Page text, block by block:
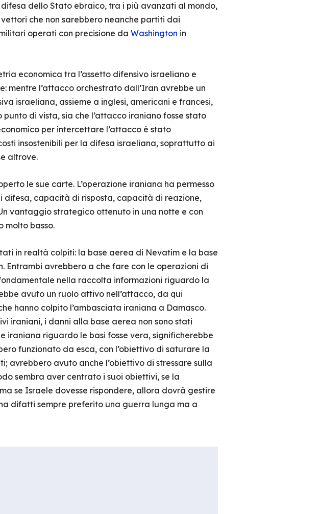
dello Stato ebraico, tra i più avanzati al mondo,
che non sarebbero neanche partiti dai
operati con precisione da Washington in
economica tra l’assetto difensivo israeliano e
mentre l’attacco orchestrato dall’Iran avrebbe un
israeliana, assieme a inglesi, americani e francesi,
di vista, sia che l’attacco iraniano fosse stato
per intercettare l’attacco è stato
insostenibili per la difesa israeliana, soprattutto ai
altrove.
le sue carte. L’operazione iraniana ha permesso
difesa, capacità di risposta, capacità di reazione,
vantaggio strategico ottenuto in una notte e con
molto basso.
in realtà colpiti: la base aerea di Nevatim e la base
Entrambi avrebbero a che fare con le operazioni di
nella raccolta informazioni riguardo la
avuto un ruolo attivo nell’attacco, da qui
hanno colpito l’ambasciata iraniana a Damasco.
iraniani, i danni alla base aerea non sono stati
iraniana riguardo le basi fosse vera, significherebbe
funzionato da esca, con l’obiettivo di saturare la
avrebbero avuto anche l’obiettivo di stressare sulla
sembra aver centrato i suoi obiettivi, se la
se Israele dovesse rispondere, allora dovrà gestire
difatti sempre preferito una guerra lunga ma a